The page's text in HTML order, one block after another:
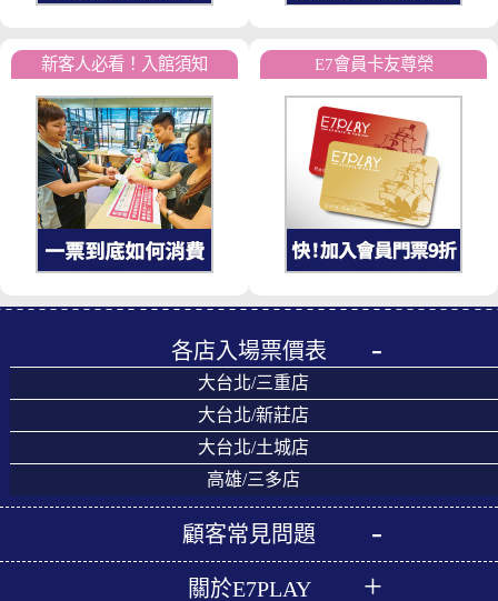
新客人必看！入館須知 E7會員卡友尊榮
各店入場票價表
大台北/三重店
大台北/新莊店
大台北/土城店
高雄/三多店
顧客常見問題
關於E7PLAY